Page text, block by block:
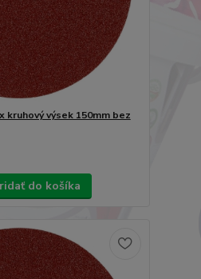
kruhový výsek 150mm bez
do košíka